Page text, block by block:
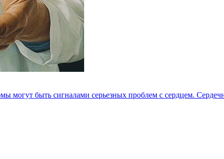
быть сигналами серьезных проблем с сердцем.